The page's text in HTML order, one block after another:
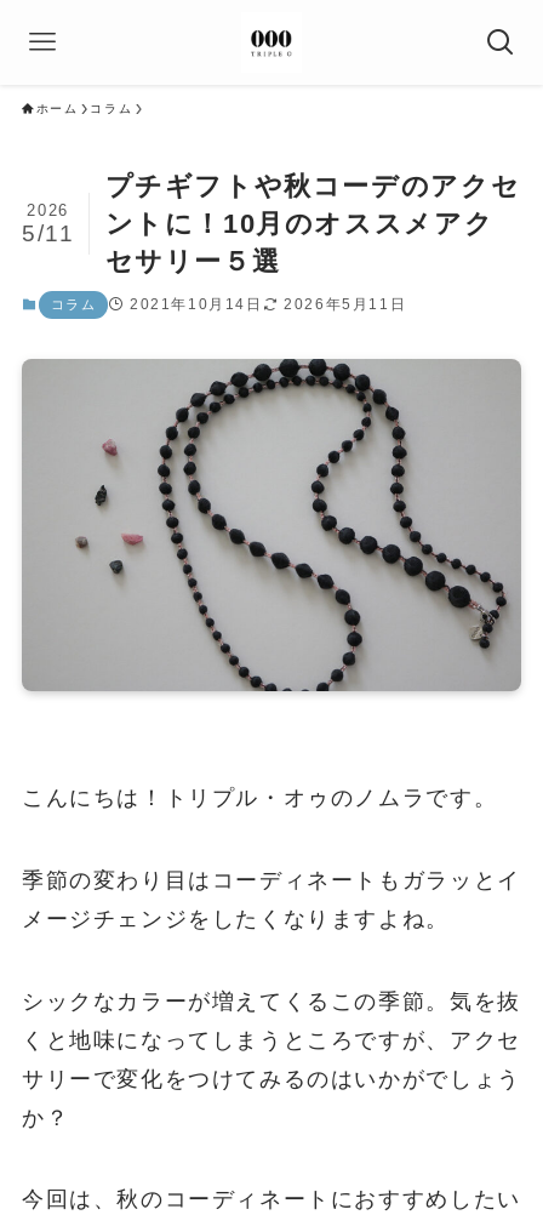
ホーム コラム
プチギフトや秋コーデのアクセ
ントに！10月のオススメアク
セサリー５選
2026
5/11
コラム 2021年10月14日 2026年5月11日
こんにちは！トリプル・オゥのノムラです。
季節の変わり目はコーディネートもガラッとイ
メージチェンジをしたくなりますよね。
シックなカラーが増えてくるこの季節。気を抜
くと地味になってしまうところですが、アクセ
サリーで変化をつけてみるのはいかがでしょう
か？
今回は、秋のコーディネートにおすすめしたい